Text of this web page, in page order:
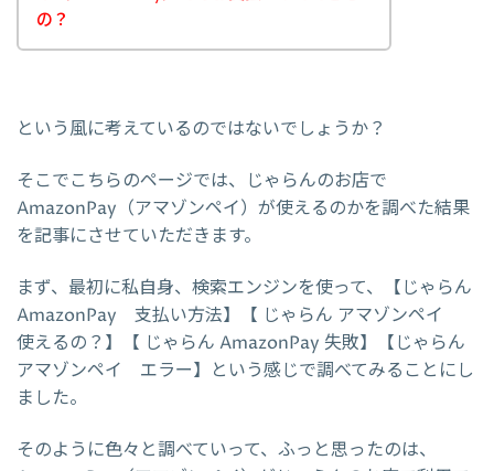
の？
という風に考えているのではないでしょうか？
そこでこちらのページでは、じゃらんのお店で
AmazonPay（アマゾンペイ）が使えるのかを調べた結果
を記事にさせていただきます。
まず、最初に私自身、検索エンジンを使って、【じゃらん
AmazonPay 支払い方法】【 じゃらん アマゾンペイ
使えるの？】【 じゃらん AmazonPay 失敗】【じゃらん
アマゾンペイ エラー】という感じで調べてみることにし
ました。
そのように色々と調べていって、ふっと思ったのは、